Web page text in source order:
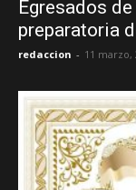
Egresados
preparatoria
redaccion - 11 marzo,